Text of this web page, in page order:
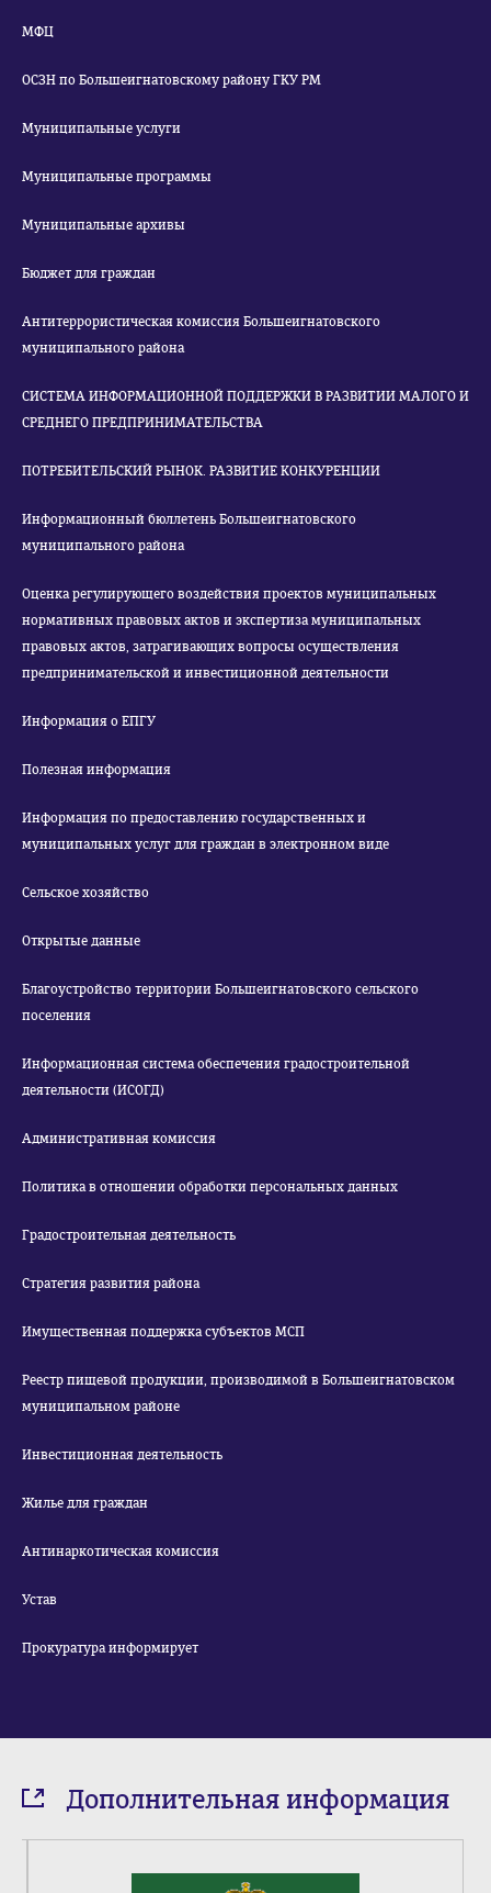
МФЦ
ОСЗН по Большеигнатовскому району ГКУ РМ
Муниципальные услуги
Муниципальные программы
Муниципальные архивы
Бюджет для граждан
Антитеррористическая комиссия Большеигнатовского
муниципального района
СИСТЕМА ИНФОРМАЦИОННОЙ ПОДДЕРЖКИ В РАЗВИТИИ МАЛОГО И
СРЕДНЕГО ПРЕДПРИНИМАТЕЛЬСТВА
ПОТРЕБИТЕЛЬСКИЙ РЫНОК. РАЗВИТИЕ КОНКУРЕНЦИИ
Информационный бюллетень Большеигнатовского
муниципального района
Оценка регулирующего воздействия проектов муниципальных
нормативных правовых актов и экспертиза муниципальных
правовых актов, затрагивающих вопросы осуществления
предпринимательской и инвестиционной деятельности
Информация о ЕПГУ
Полезная информация
Информация по предоставлению государственных и
муниципальных услуг для граждан в электронном виде
Сельское хозяйство
Открытые данные
Благоустройство территории Большеигнатовского сельского
поселения
Информационная система обеспечения градостроительной
деятельности (ИСОГД)
Административная комиссия
Политика в отношении обработки персональных данных
Градостроительная деятельность
Стратегия развития района
Имущественная поддержка субъектов МСП
Реестр пищевой продукции, производимой в Большеигнатовском
муниципальном районе
Инвестиционная деятельность
Жилье для граждан
Антинаркотическая комиссия
Устав
Прокуратура информирует
Дополнительная информация